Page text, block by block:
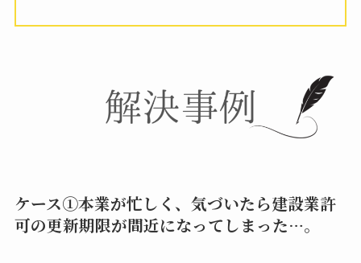
ケース①本業が忙しく、気づいたら建設業許
可の更新期限が間近になってしまった…。